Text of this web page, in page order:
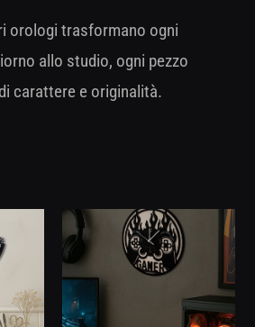
orologi trasformano ogni
allo studio, ogni pezzo
carattere e originalità.